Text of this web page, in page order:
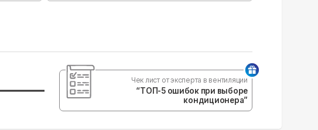
Чек лист от эксперта в вентиляции
“ТОП-5 ошибок при выборе
кондиционера”